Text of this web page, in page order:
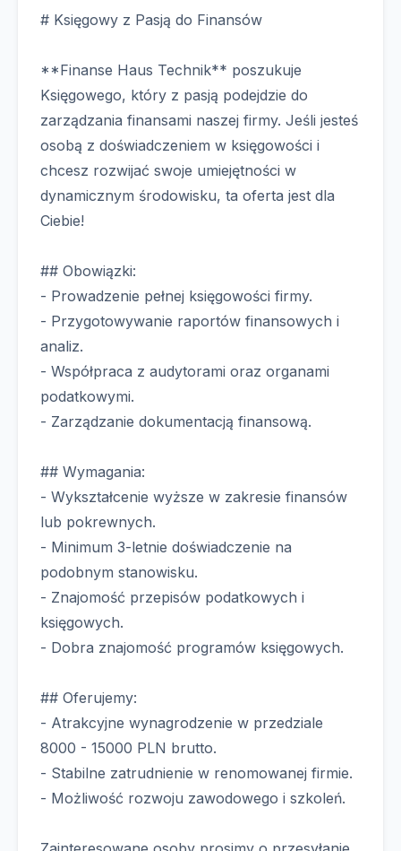
# Księgowy z Pasją do Finansów
**Finanse Haus Technik** poszukuje
Księgowego, który z pasją podejdzie do
zarządzania finansami naszej firmy. Jeśli jesteś
osobą z doświadczeniem w księgowości i
chcesz rozwijać swoje umiejętności w
dynamicznym środowisku, ta oferta jest dla
Ciebie!
## Obowiązki:
- Prowadzenie pełnej księgowości firmy.
- Przygotowywanie raportów finansowych i
analiz.
- Współpraca z audytorami oraz organami
podatkowymi.
- Zarządzanie dokumentacją finansową.
## Wymagania:
- Wykształcenie wyższe w zakresie finansów
lub pokrewnych.
- Minimum 3-letnie doświadczenie na
podobnym stanowisku.
- Znajomość przepisów podatkowych i
księgowych.
- Dobra znajomość programów księgowych.
## Oferujemy:
- Atrakcyjne wynagrodzenie w przedziale
8000 - 15000 PLN brutto.
- Stabilne zatrudnienie w renomowanej firmie.
- Możliwość rozwoju zawodowego i szkoleń.